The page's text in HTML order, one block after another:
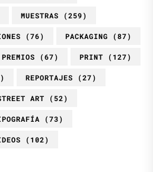
MUESTRAS (259)
(76) PACKAGING (87)
PREMIOS (67) PRINT (127)
REPORTAJES (27)
STREET ART (52)
(73)
(102)